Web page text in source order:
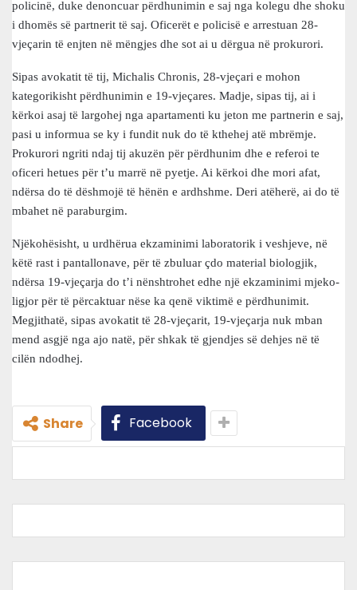
policinë, duke denoncuar përdhunimin e saj nga kolegu dhe shoku
i dhomës së partnerit të saj. Oficerët e policisë e arrestuan 28-
vjeçarin të enjten në mëngjes dhe sot ai u dërgua në prokurori.
Sipas avokatit të tij, Michalis Chronis, 28-vjeçari e mohon
kategorikisht përdhunimin e 19-vjeçares. Madje, sipas tij, ai i
kërkoi asaj të largohej nga apartamenti ku jeton me partnerin e saj,
pasi u informua se ky i fundit nuk do të kthehej atë mbrëmje.
Prokurori ngriti ndaj tij akuzën për përdhunim dhe e referoi te
oficeri hetues për t’u marrë në pyetje. Ai kërkoi dhe mori afat,
ndërsa do të dëshmojë të hënën e ardhshme. Deri atëherë, ai do të
mbahet në paraburgim.
Njëkohësisht, u urdhërua ekzaminimi laboratorik i veshjeve, në
këtë rast i pantallonave, për të zbuluar çdo material biologjik,
ndërsa 19-vjeçarja do t’i nënshtrohet edhe një ekzaminimi mjeko-
ligjor për të përcaktuar nëse ka qenë viktimë e përdhunimit.
Megjithatë, sipas avokatit të 28-vjeçarit, 19-vjeçarja nuk mban
mend asgjë nga ajo natë, për shkak të gjendjes së dehjes në të
cilën ndodhej.
Share Facebook